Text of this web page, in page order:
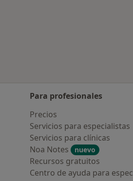
Para profesionales
Precios
Servicios para especialistas
Servicios para clínicas
Noa Notes
nuevo
Recursos gratuitos
Centro de ayuda para